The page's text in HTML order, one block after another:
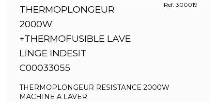
THERMOPLONGEUR
2000W
+THERMOFUSIBLE LAVE
LINGE INDESIT
C00033055
Ref. 300019
THERMOPLONGEUR RESISTANCE 2000W
MACHINE A LAVER